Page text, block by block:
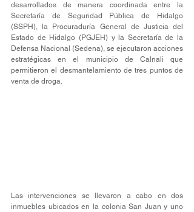
desarrollados de manera coordinada entre la
Secretaría de Seguridad Pública de Hidalgo
(SSPH), la Procuraduría General de Justicia del
Estado de Hidalgo (PGJEH) y la Secretaría de la
Defensa Nacional (Sedena), se ejecutaron acciones
estratégicas en el municipio de Calnali que
permitieron el desmantelamiento de tres puntos de
venta de droga.
Las intervenciones se llevaron a cabo en dos
inmuebles ubicados en la colonia San Juan y uno